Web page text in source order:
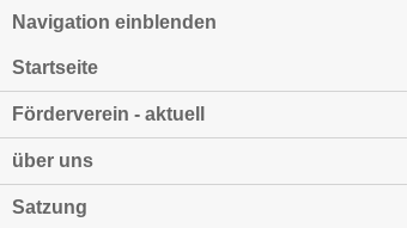
Navigation einblenden
Startseite
Förderverein - aktuell
über uns
Satzung